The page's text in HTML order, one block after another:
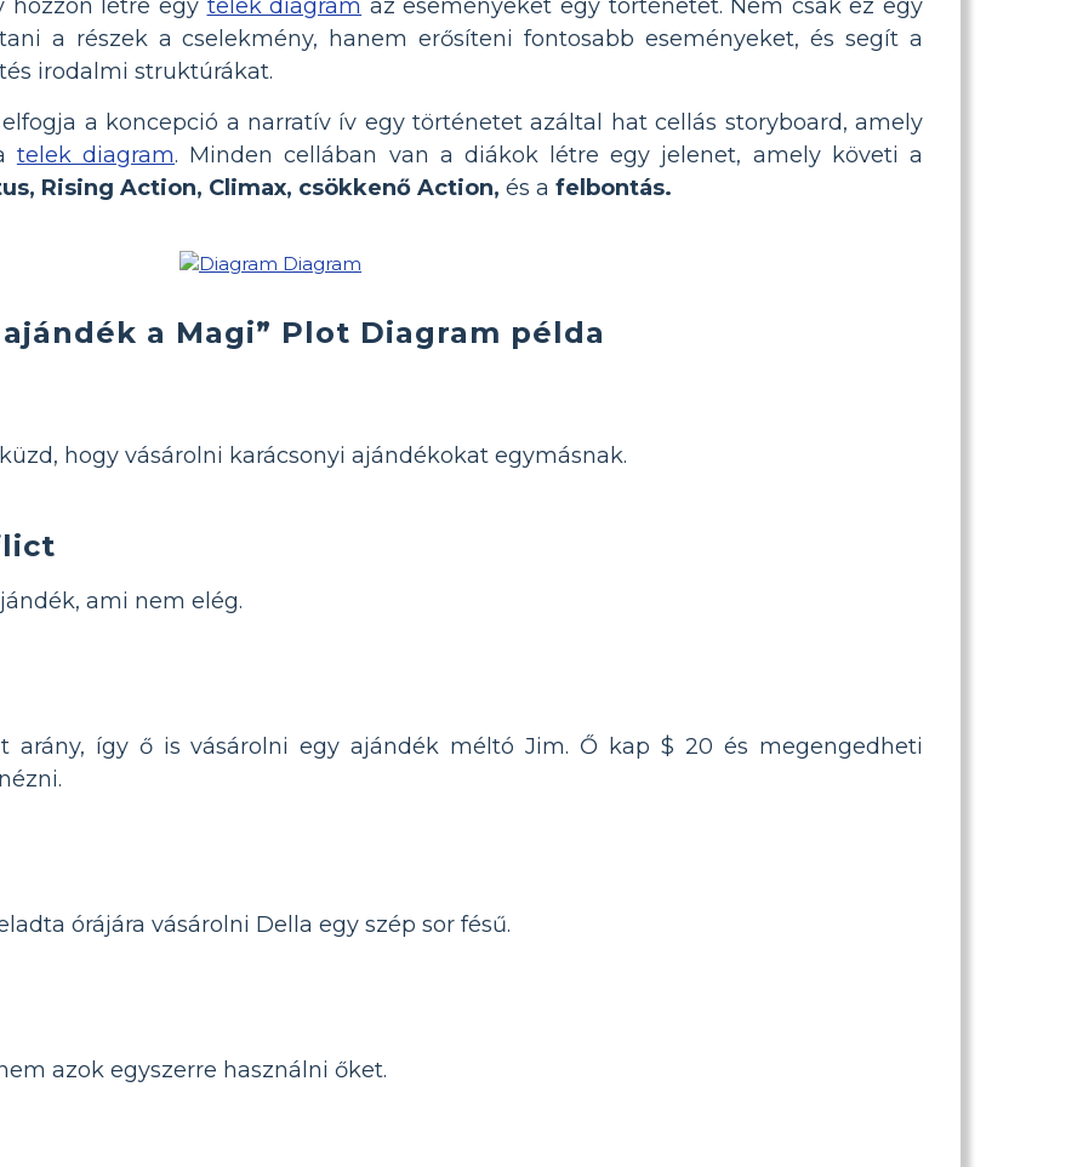
hozzon létre egy telek diagram az eseményeket egy történetet. Nem csak ez egy
a részek a cselekmény, hanem erősíteni fontosabb eseményeket, és segít a
irodalmi struktúrákat.
a koncepció a narratív ív egy történetet azáltal hat cellás storyboard, amely
telek diagram. Minden cellában van a diákok létre egy jelenet, amely követi a
Rising Action, Climax, csökkenő Action, és a felbontás.
ajándék a Magi” Plot Diagram példa
hogy vásárolni karácsonyi ajándékokat egymásnak.
ami nem elég.
arány, így ő is vásárolni egy ajándék méltó Jim. Ő kap $ 20 és megengedheti
órájára vásárolni Della egy szép sor fésű.
azok egyszerre használni őket.